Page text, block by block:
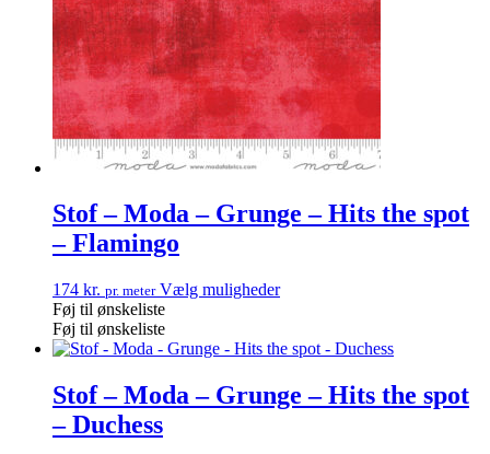
Stof – Moda – Grunge – Hits the spot
– Flamingo
174 kr. pr. meter Vælg muligheder
Føj til ønskeliste
Føj til ønskeliste
Stof – Moda – Grunge – Hits the spot
– Duchess